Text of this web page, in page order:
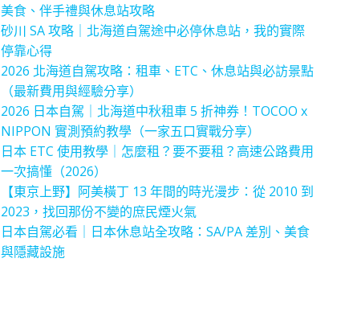
美食、伴手禮與休息站攻略
砂川 SA 攻略｜北海道自駕途中必停休息站，我的實際
停靠心得
2026 北海道自駕攻略：租車、ETC、休息站與必訪景點
（最新費用與經驗分享）
2026 日本自駕｜北海道中秋租車 5 折神券！TOCOO x
NIPPON 實測預約教學（一家五口實戰分享）
日本 ETC 使用教學｜怎麼租？要不要租？高速公路費用
一次搞懂（2026）
【東京上野】阿美橫丁 13 年間的時光漫步：從 2010 到
2023，找回那份不變的庶民煙火氣
日本自駕必看｜日本休息站全攻略：SA/PA 差別、美食
與隱藏設施